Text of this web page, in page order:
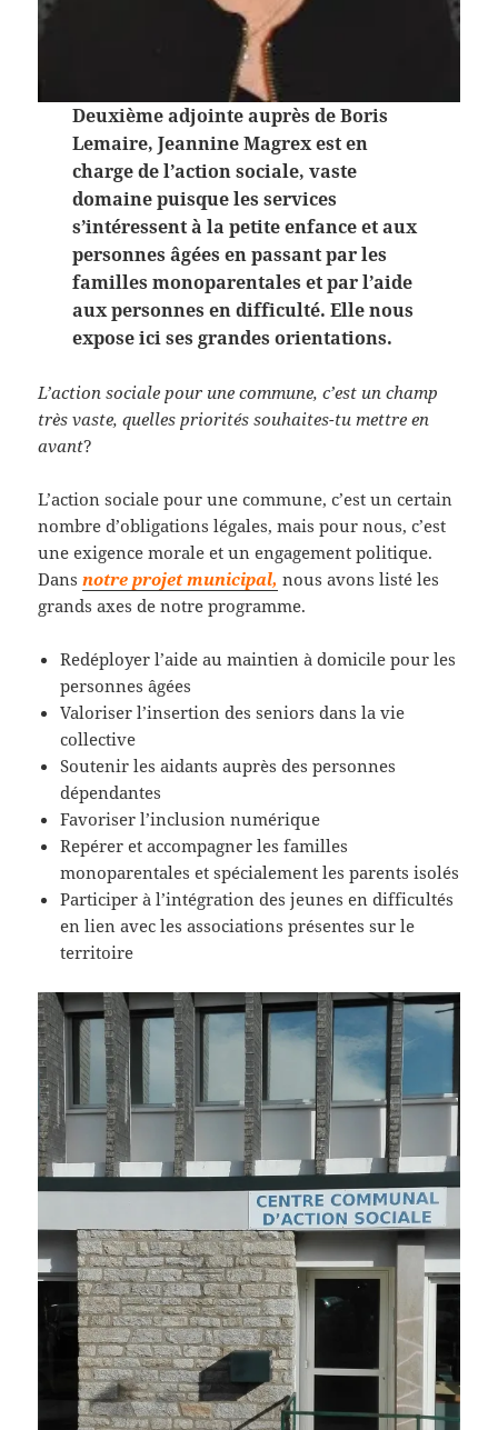
Deuxième adjointe auprès de Boris
Lemaire, Jeannine Magrex est en
charge de l’action sociale, vaste
domaine puisque les services
s’intéressent à la petite enfance et aux
personnes âgées en passant par les
familles monoparentales et par l’aide
aux personnes en difficulté. Elle nous
expose ici ses grandes orientations.
L’action sociale pour une commune, c’est un champ
très vaste, quelles priorités souhaites-tu mettre en
avant?
L’action sociale pour une commune, c’est un certain
nombre d’obligations légales, mais pour nous, c’est
une exigence morale et un engagement politique.
Dansnotre projet municipal, nous avons listé les
grands axes de notre programme.
Redéployer l’aide au maintien à domicile pour les
personnes âgées
Valoriser l’insertion des seniors dans la vie
collective
Soutenir les aidants auprès des personnes
dépendantes
Favoriser l’inclusion numérique
Repérer et accompagner les familles
monoparentales et spécialement les parents isolés
Participer à l’intégration des jeunes en difficultés
en lien avec les associations présentes sur le
territoire